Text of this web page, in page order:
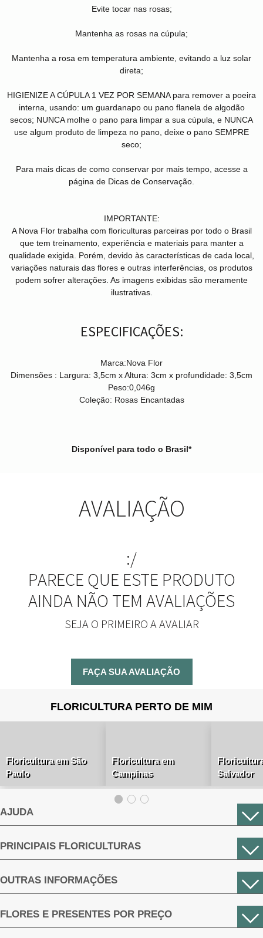
Evite tocar nas rosas;
Mantenha as rosas na cúpula;
Mantenha a rosa em temperatura ambiente, evitando a luz solar
direta;
HIGIENIZE A CÚPULA 1 VEZ POR SEMANA para remover a poeira
interna, usando: um guardanapo ou pano flanela de algodão
secos; NUNCA molhe o pano para limpar a sua cúpula, e NUNCA
use algum produto de limpeza no pano, deixe o pano SEMPRE
seco;
Para mais dicas de como conservar por mais tempo, acesse a
página de Dicas de Conservação.
IMPORTANTE:
A Nova Flor trabalha com floriculturas parceiras por todo o Brasil
que tem treinamento, experiência e materiais para manter a
qualidade exigida. Porém, devido às características de cada local,
variações naturais das flores e outras interferências, os produtos
podem sofrer alterações. As imagens exibidas são meramente
ilustrativas.
ESPECIFICAÇÕES:
Marca:Nova Flor
Dimensões : Largura: 3,5cm x Altura: 3cm x profundidade: 3,5cm
Peso:0,046g
Coleção: Rosas Encantadas
Disponível para todo o Brasil*
AVALIAÇÃO
:/
PARECE QUE ESTE PRODUTO
AINDA NÃO TEM AVALIAÇÕES
SEJA O PRIMEIRO A AVALIAR
FAÇA SUA AVALIAÇÃO
FLORICULTURA PERTO DE MIM
Floricultura em São
Paulo
Floricultura em
Campinas
Salvador
AJUDA
PRINCIPAIS FLORICULTURAS
OUTRAS INFORMAÇÕES
FLORES E PRESENTES POR PREÇO